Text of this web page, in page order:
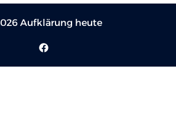
Aufklärung heute